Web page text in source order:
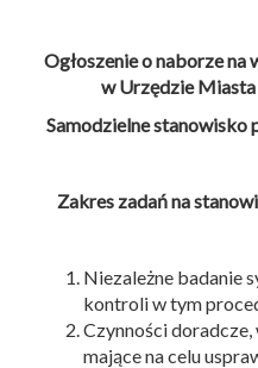
Ogłoszenie o naborze
w Urzędzie
Samodzielne stanowisko
Zakres zadań na
Niezależne badanie
kontroli w tym
Czynności
mające na celu